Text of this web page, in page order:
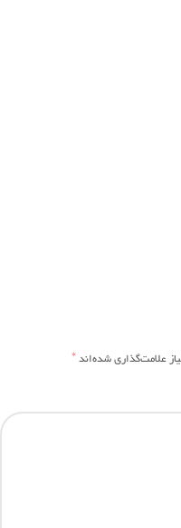
علامت‌گذاری شده‌اند*